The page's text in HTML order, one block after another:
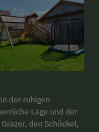
der ruhigen
Lage und der
den Schöckel,